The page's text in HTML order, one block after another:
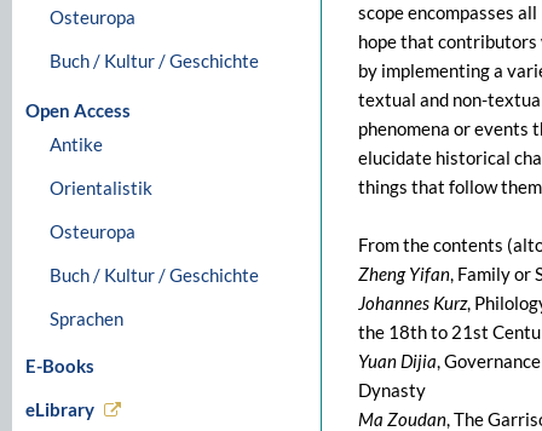
Osteuropa
Buch / Kultur / Geschichte
Open Access
Antike
Orientalistik
Osteuropa
Buch / Kultur / Geschichte
Sprachen
E-Books
eLibrary
scope encompasses
hope that contributors
by implementing a
textual and non-
phenomena or events
elucidate historical
things that follow
From the contents
Zheng Yifan, Family or
Johannes Kurz,
the 18th to 21st
Yuan Dijia,
Dynasty
Ma Zoudan, The